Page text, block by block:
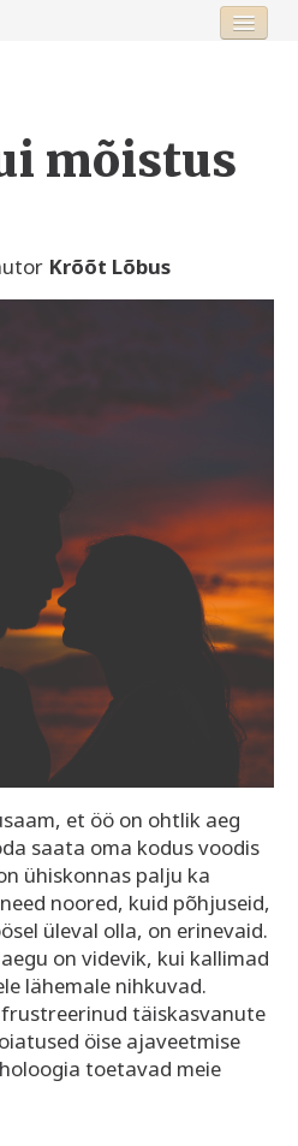
mõistus
Krõõt Lõbus
et öö on ohtlik aeg
saata oma kodus voodis
ühiskonnas palju ka
noored, kuid põhjuseid,
üleval olla, on erinevaid.
on videvik, kui kallimad
lähemale nihkuvad.
täiskasvanute
öise ajaveetmise
toetavad meie